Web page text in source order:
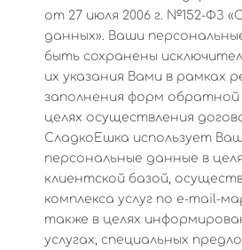
от 27 июля 2006 г. №152-ФЗ
данных». Ваши
быть сохранены
их указания Вами в рамках
заполнения форм обратной
целях осуществления
СладкоЕшка использует
персональные данные в
клиентской базой,
комплекса услуг по e-mail-
также в целях
услугах, специальных